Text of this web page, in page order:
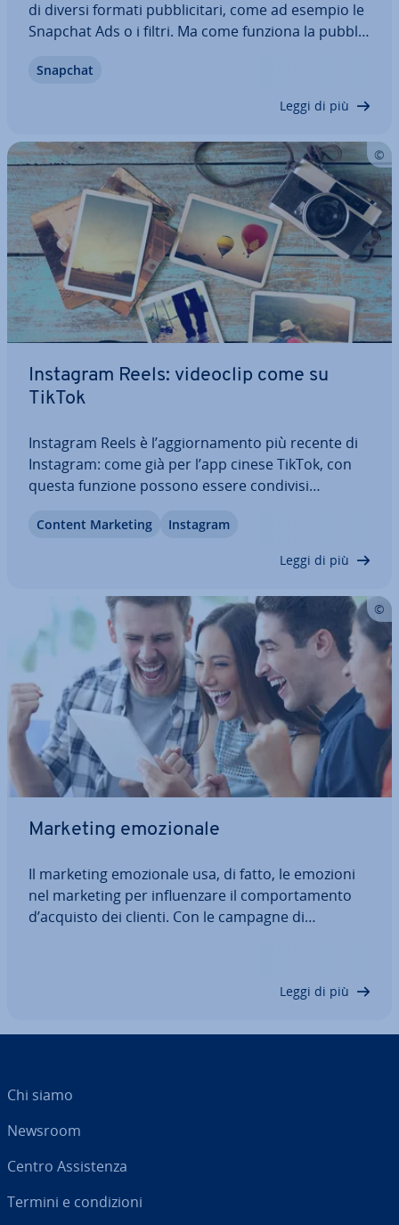
di diversi formati pub­bli­ci­ta­ri, come ad esempio le
Snapchat Ads o i filtri. Ma come funziona la pub­bli­
pub­bli­ci­ta­ri? Come si creano i formati pub­bli­ci­ta­ri?
Snapchat
Leggi di più
Instagram Reels: videoclip come su
TikTok
Instagram Reels è l’ag­gior­na­men­to più recente di
Instagram: come già per l’app cinese TikTok, con
questa funzione possono essere condivisi
musicale. Ma che cos’è Instagram Reels e quali dif­
Content Marketing Instagram
Leggi di più
Marketing emo­zio­na­le
Il marketing emo­zio­na­le usa, di fatto, le emozioni
nel marketing per in­fluen­za­re il com­por­ta­men­to
d’acquisto dei clienti. Con le campagne di
Leggi di più
Chi siamo
Newsroom
Centro As­si­sten­za
Termini e con­di­zio­ni